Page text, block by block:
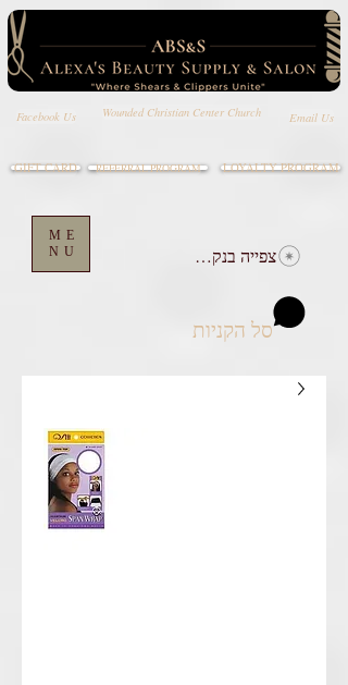
Facebook Us Wounded Christian Center Church Email Us
ME
NU
LOYALTY PROGRAM
סל הקניות
GIFT CARD REFERRAL PROGRAM
צפייה בנקודות